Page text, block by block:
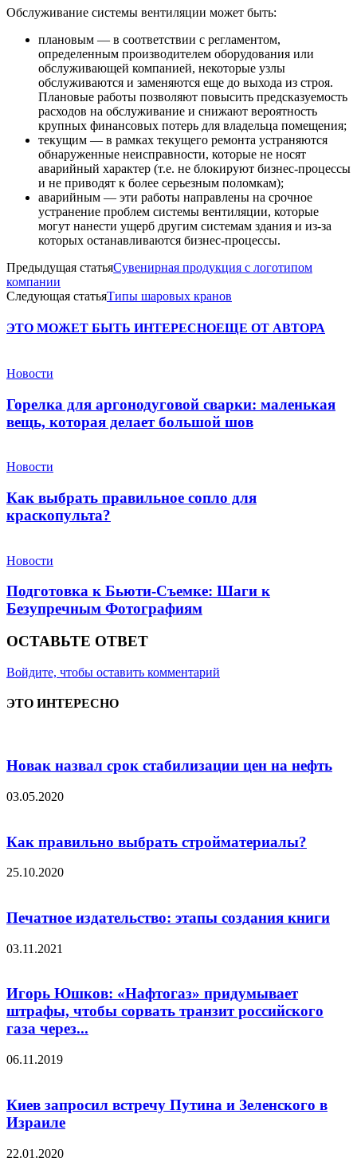
Обслуживание системы вентиляции может быть:
плановым — в соответствии с регламентом,
определенным производителем оборудования или
обслуживающей компанией, некоторые узлы
обслуживаются и заменяются еще до выхода из строя.
Плановые работы позволяют повысить предсказуемость
расходов на обслуживание и снижают вероятность
крупных финансовых потерь для владельца помещения;
текущим — в рамках текущего ремонта устраняются
обнаруженные неисправности, которые не носят
аварийный характер (т.е. не блокируют бизнес-процессы
и не приводят к более серьезным поломкам);
аварийным — эти работы направлены на срочное
устранение проблем системы вентиляции, которые
могут нанести ущерб другим системам здания и из-за
которых останавливаются бизнес-процессы.
Предыдущая статьяСувенирная продукция с логотипом
компании
Следующая статьяТипы шаровых кранов
ЭТО МОЖЕТ БЫТЬ ИНТЕРЕСНОЕЩЕ ОТ АВТОРА
Новости
Горелка для аргонодуговой сварки: маленькая
вещь, которая делает большой шов
Новости
Как выбрать правильное сопло для
краскопульта?
Новости
Подготовка к Бьюти-Съемке: Шаги к
Безупречным Фотографиям
ОСТАВЬТЕ ОТВЕТ
Войдите, чтобы оставить комментарий
ЭТО ИНТЕРЕСНО
Новак назвал срок стабилизации цен на нефть
03.05.2020
Как правильно выбрать стройматериалы?
25.10.2020
Печатное издательство: этапы создания книги
03.11.2021
Игорь Юшков: «Нафтогаз» придумывает
штрафы, чтобы сорвать транзит российского
газа через...
06.11.2019
Киев запросил встречу Путина и Зеленского в
Израиле
22.01.2020